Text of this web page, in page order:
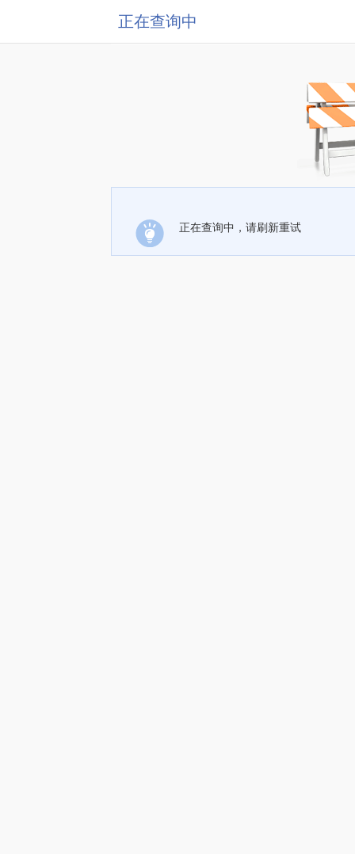
正在查询中
正在查询中，请刷新重试